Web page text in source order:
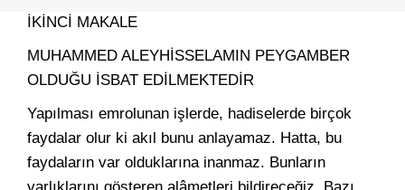
İKİNCİ MAKALE
MUHAMMED ALEYHİSSELAMIN PEYGAMBER
OLDUĞU İSBAT EDİLMEKTEDİR
Yapılması emrolunan işlerde, hadiselerde birçok
faydalar olur ki akıl bunu anlayamaz. Hatta, bu
faydaların var olduklarına inanmaz. Bunların